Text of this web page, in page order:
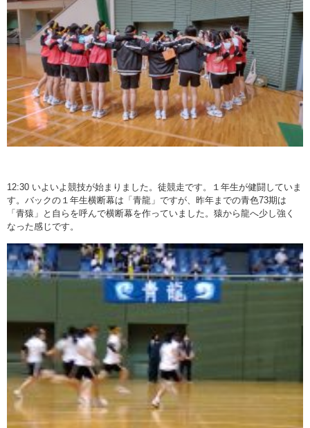
12:30 いよいよ競技が始まりました。徒競走です。１年生が健闘していま
す。バックの１年生横断幕は「青龍」ですが、昨年までの青色73期は
「青猿」と自らを呼んで横断幕を作っていました。猿から龍へ少し強く
なった感じです。